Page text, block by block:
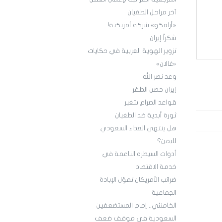
آخر مراحل الطغيان
«أرامكو» شركة أمريكية!
شكراً إيران
تزوير الهوية العربية في حكايات
«غالان»
وعد نصر الله
إيران حصن الظفر
قواعد الصراع تتغير
ثورة أبدية ضد الطغيان
هل ينتهي العداء السعودي
لليمن؟
أدوات السيطرة الناعمة في
خدمة الاقتصاد
ضرائب الأمريكان تموّل الإبادة
الجماعية
الخامنئي.. إمام المستضعفين
السعودية في موقف ضعف